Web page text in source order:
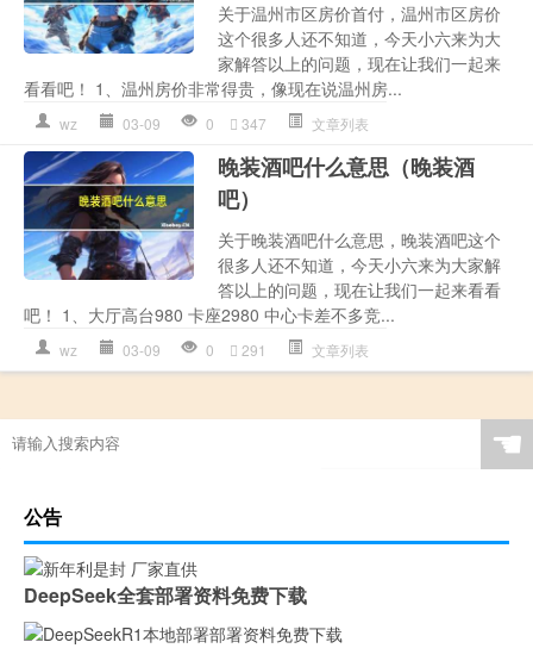
关于温州市区房价首付，温州市区房价
这个很多人还不知道，今天小六来为大
家解答以上的问题，现在让我们一起来
看看吧！ 1、温州房价非常得贵，像现在说温州房...
wz 03-09 0 347 文章列表
晚装酒吧什么意思（晚装酒
吧）
关于晚装酒吧什么意思，晚装酒吧这个
很多人还不知道，今天小六来为大家解
答以上的问题，现在让我们一起来看看
吧！ 1、大厅高台980 卡座2980 中心卡差不多竞...
wz 03-09 0 291 文章列表
☚
公告
DeepSeek全套部署资料免费下载